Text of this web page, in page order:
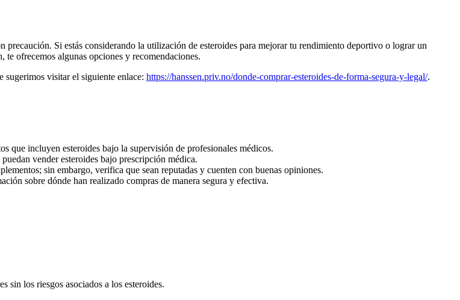
precaución. Si estás considerando la utilización de esteroides para mejorar tu rendimiento deportivo o lograr un
ofrecemos algunas opciones y recomendaciones.
sugerimos visitar el siguiente enlace: https://hanssen.priv.no/donde-comprar-esteroides-de-forma-segura-y-legal/.
que incluyen esteroides bajo la supervisión de profesionales médicos.
vender esteroides bajo prescripción médica.
sin embargo, verifica que sean reputadas y cuenten con buenas opiniones.
sobre dónde han realizado compras de manera segura y efectiva.
sin los riesgos asociados a los esteroides.